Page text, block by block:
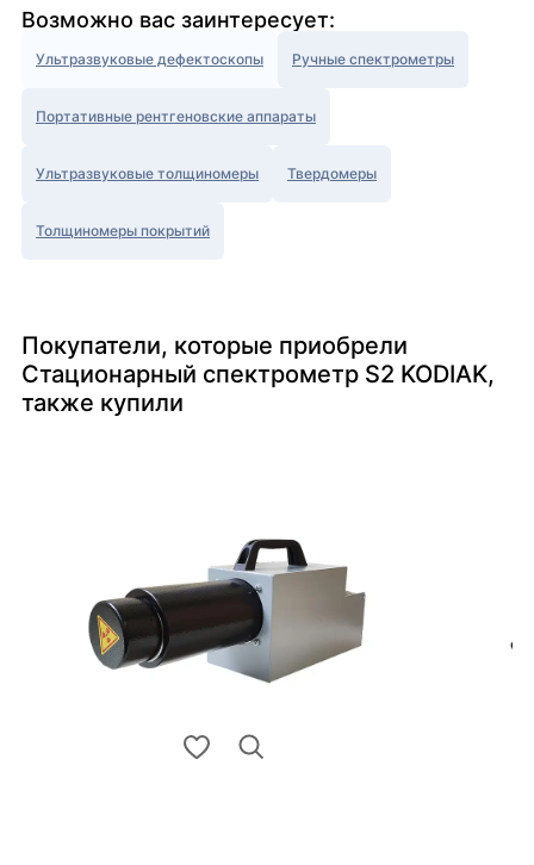
Возможно вас заинтересует:
Ультразвуковые дефектоскопы Ручные спектрометры
Портативные рентгеновские аппараты
Ультразвуковые толщиномеры Твердомеры
Толщиномеры покрытий
Покупатели, которые приобрели
Стационарный спектрометр S2 KODIAK,
также купили